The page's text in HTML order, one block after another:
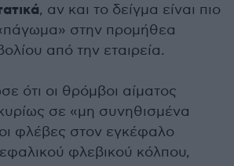
, αν και το δείγμα είναι πιο
στην προμήθεα
από την εταιρεία.
ότι οι θρόμβοι αίματος
σε «μη συνηθισμένα
φλέβες στον εγκέφαλο
φλεβικού κόλπου,